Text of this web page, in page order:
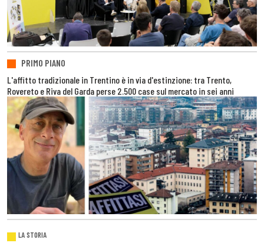
PRIMO PIANO
L'affitto tradizionale in Trentino è in via d'estinzione: tra Trento,
Rovereto e Riva del Garda perse 2.500 case sul mercato in sei anni
LA STORIA